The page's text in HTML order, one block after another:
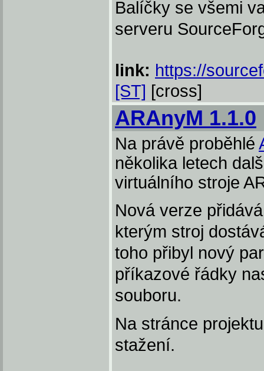
Balíčky se všemi
serveru
link: https://
[ST] [cross]
ARAnyM 1.1.0
Na právě proběhlé
několika letech
virtuálního stroje
Nová verze
kterým stroj
toho přibyl nový
příkazové řádky
souboru.
Na stránce
stažení.